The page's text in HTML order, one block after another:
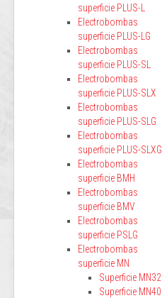
superficie PLUS-L
Electrobombas
superficie PLUS-LG
Electrobombas
superficie PLUS-SL
Electrobombas
superficie PLUS-SLX
Electrobombas
superficie PLUS-SLG
Electrobombas
superficie PLUS-SLXG
Electrobombas
superficie BMH
Electrobombas
superficie BMV
Electrobombas
superficie PSLG
Electrobombas
superficie MN
Superficie MN32
Superficie MN40